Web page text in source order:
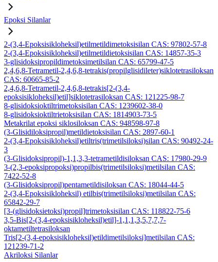
Epoksi Silanlar
2-(3,4-Epoksisikloheksil)etilmetildimetoksisilan CAS: 97802-57-8
2-(3,4-Epoksisikloheksil)etilmetildietoksisilan CAS: 14857-35-3
3-glisidoksipropildimetoksimetilsilan CAS: 65799-47-5
2,4,6,8-Tetrametil-2,4,6,8-tetrakis(propilglisidileter)siklotetrasiloksan
CAS: 60665-85-2
2,4,6,8-Tetrametil-2,4,6,8-tetrakis[2-(3,4-
epoksisikloheksil)etil]siklotetrasiloksan CAS: 121225-98-7
8-glisidoksioktiltrimetoksisilan CAS: 1239602-38-0
8-glisidoksioktiltrietoksisilan CAS: 1814903-73-5
Metakrilat epoksi siklosiloksan CAS: 948598-97-8
(3-Glisidiloksipropil)metildietoksisilan CAS: 2897-60-1
2-(3,4-Epoksisikloheksil)etiltris(trimetilsiloksi)silan CAS: 90492-24-
3
(3-Glisidoksipropil)-1,1,3,3-tetrametildisiloksan CAS: 17980-29-9
3-(2,3-epoksipropoksi)propilbis(trimetilsiloksi)metilsilan CAS:
7422-52-8
(3-Glisidoksipropil)pentametildisiloksan CAS: 18044-44-5
2-(3,4-Epoksisikloheksil) etilbis(trimetilsiloksi)metilsilan CAS:
65842-29-7
[3-(glisidoksietoksi)propil]trimetoksisilan CAS: 118822-75-6
3,5-Bis[2-(3,4-epoksisikloheksil)etil]-1,1,1,3,5,7,7,7-
oktametiltetrasiloksan
Tris[2-(3,4-epoksisikloheksil)etildimetilsiloksi]metilsilan CAS:
121239-71-2
Akriloksi Silanlar